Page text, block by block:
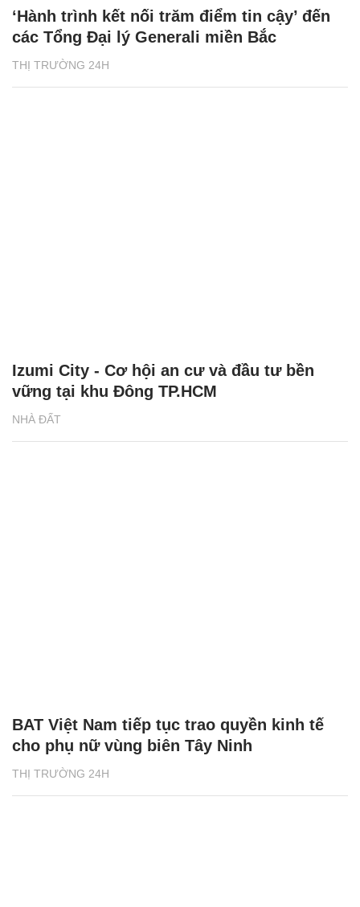
THỊ TRƯỜNG 24H
‘Hành trình kết nối trăm điểm tin cậy’ đến
các Tổng Đại lý Generali miền Bắc
NHÀ ĐẤT
Izumi City - Cơ hội an cư và đầu tư bền
vững tại khu Đông TP.HCM
THỊ TRƯỜNG 24H
BAT Việt Nam tiếp tục trao quyền kinh tế
cho phụ nữ vùng biên Tây Ninh